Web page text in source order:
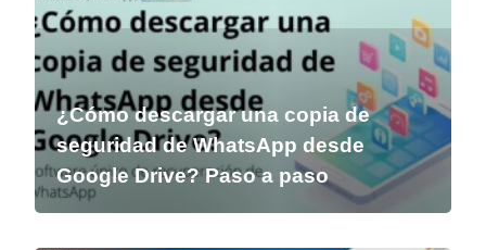
¿Cómo descargar una copia de
seguridad de WhatsApp desde
Google Drive? Paso a paso